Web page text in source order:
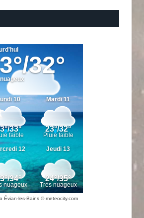
Évian-les-Bains © meteocity.com